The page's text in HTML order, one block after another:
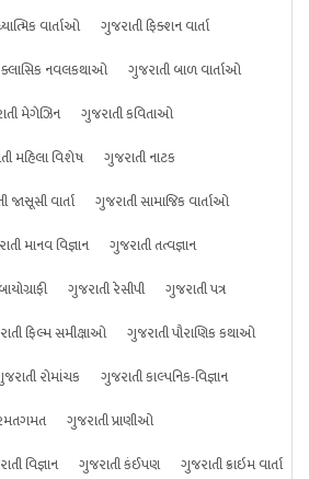
વાર્તાઓ
ગુજરાતી ફિક્શન વાર્તા
ક્લાસિક નવલકથાઓ
ગુજરાતી બાળ વાર્તાઓ
મેગેઝિન
ગુજરાતી કવિતાઓ
મહિલા વિશેષ
ગુજરાતી નાટક
જાસૂસી વાર્તા
ગુજરાતી સામાજિક વાર્તાઓ
માનવ વિજ્ઞાન
ગુજરાતી તત્વજ્ઞાન
ગુજરાતી રેસીપી
ગુજરાતી પત્ર
ફિલ્મ સમીક્ષાઓ
ગુજરાતી પૌરાણિક કથાઓ
રોમાંચક
ગુજરાતી કાલ્પનિક-વિજ્ઞાન
ગુજરાતી પ્રાણીઓ
વિજ્ઞાન ગુજરાતી કંઈપણ ગુજરાતી ક્રાઇમ વાર્તા